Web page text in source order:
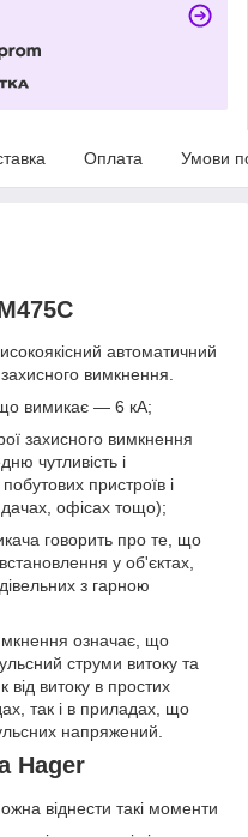
Оплата Умови
автоматичний
вимкнення.
вимикає — 6 кА;
захисного вимкнення
чутливість і
пристроїв і
офісах тощо);
говорить про те, що
у об'єктах,
з гарною
означає, що
струми витоку та
витоку в простих
так і в приладах, що
напряжений.
Hager
віднести такі моменти